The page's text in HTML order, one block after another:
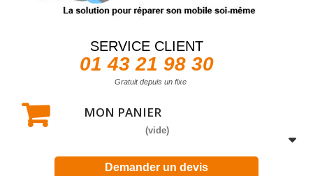
SERVICE CLIENT
01 43 21 98 30
Gratuit depuis un fixe
MON PANIER
(vide)
Demander un devis